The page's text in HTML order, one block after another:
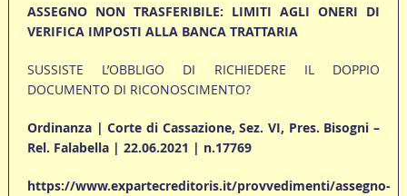
ASSEGNO NON TRASFERIBILE: LIMITI AGLI ONERI DI
VERIFICA IMPOSTI ALLA BANCA TRATTARIA
SUSSISTE L’OBBLIGO DI RICHIEDERE IL DOPPIO
DOCUMENTO DI RICONOSCIMENTO?
Ordinanza | Corte di Cassazione, Sez. VI, Pres. Bisogni –
Rel. Falabella | 22.06.2021 | n.17769
https://www.expartecreditoris.it/provvedimenti/assegno-